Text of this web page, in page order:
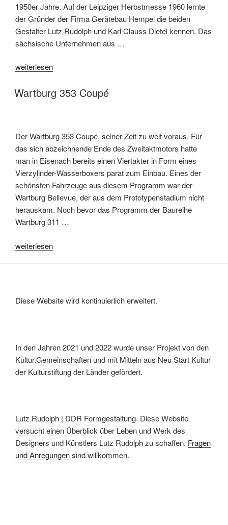
1950er Jahre. Auf der Leipziger Herbstmesse 1960 lernte
der Gründer der Firma Gerätebau Hempel die beiden
Gestalter Lutz Rudolph und Karl Clauss Dietel kennen. Das
sächsische Unternehmen aus …
„HELI-
weiterlesen
Wartburg 353 Coupé
Der Wartburg 353 Coupé, seiner Zeit zu weit voraus. Für
das sich abzeichnende Ende des Zweitaktmotors hatte
man in Eisenach bereits einen Viertakter in Form eines
Vierzylinder-Wasserboxers parat zum Einbau. Eines der
schönsten Fahrzeuge aus diesem Programm war der
Wartburg Bellevue, der aus dem Prototypenstadium nicht
herauskam. Noch bevor das Programm der Baureihe
Wartburg 311 …
„Wartburg
weiterlesen
Diese Website wird kontinuierlich erweitert.
In den Jahren 2021 und 2022 wurde unser Projekt von den
Kultur.Gemeinschaften und mit Mitteln aus Neu Start Kultur
der Kulturstiftung der Länder gefördert.
Lutz Rudolph | DDR Formgestaltung. Diese Website
versucht einen Überblick über Leben und Werk des
Designers und Künstlers Lutz Rudolph zu schaffen. Fragen
und Anregungensind willkommen.